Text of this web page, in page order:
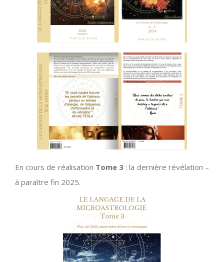
En cours de réalisation Tome 3 : la dernière révélation –
à paraître fin 2025.